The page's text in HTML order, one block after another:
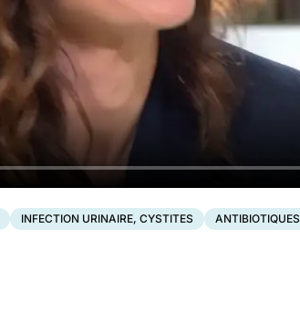
INFECTION URINAIRE, CYSTITES ANTIBIOTIQUES